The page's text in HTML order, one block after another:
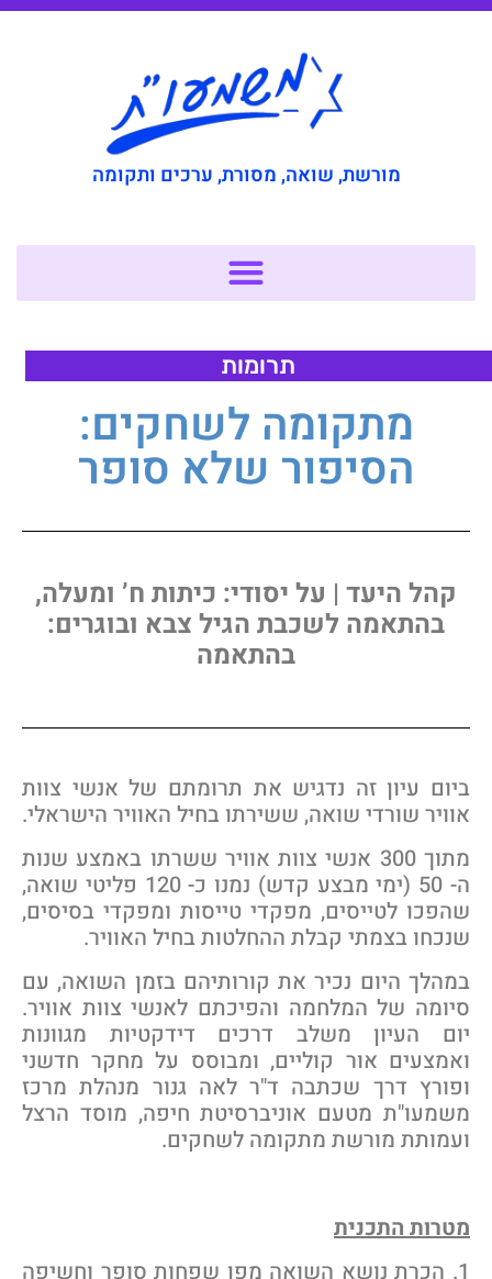
מורשת, שואה, מסורת, ערכים ותקומה
תרומות
מתקומה לשחקים:
הסיפור שלא סופר​
קהל היעד | על יסודי: כיתות ח’ ומעלה,
בהתאמה לשכבת הגיל צבא ובוגרים:
בהתאמה
עיון זה נדגיש את תרומתם של אנשי צוות
שורדי שואה, ששירתו בחיל האוויר הישראלי.
מתוך 300 אנשי צוות אוויר ששרתו באמצע שנות
ה- 50 (ימי מבצע קדש) נמנו כ- 120 פליטי שואה,
לטייסים, מפקדי טייסות ומפקדי בסיסים,
בצמתי קבלת ההחלטות בחיל האוויר.
היום נכיר את קורותיהם בזמן השואה, עם
של המלחמה והפיכתם לאנשי צוות אוויר.
העיון משלב דרכים דידקטיות מגוונות
אור קוליים, ומבוסס על מחקר חדשני
דרך שכתבה ד"ר לאה גנור מנהלת מרכז
מטעם אוניברסיטת חיפה, מוסד הרצל
מורשת מתקומה לשחקים.
התכנית
1. הכרת נושא השואה מפן שפחות סופר וחשיפה